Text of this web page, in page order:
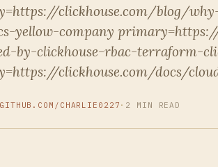
clickhouse.com/blog/
yellow-company
by-clickhouse-rbac-terraform-
clickhouse.com/docs/
GITHUB.COM/CHARLIE0227 · 2 MIN READ